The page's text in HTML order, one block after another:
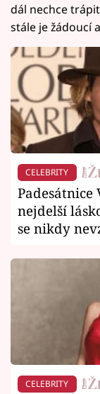
dál nechce
stále je žádoucí
CELEBRITY
Padesátnice
nejdelší
se nikdy
CELEBRITY